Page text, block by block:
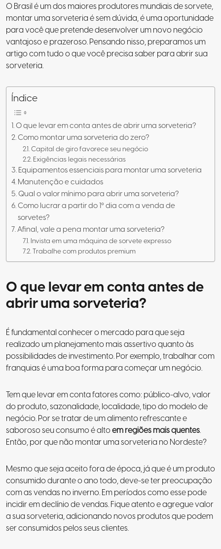
O Brasil é um dos maiores produtores mundiais de sorvete,
montar uma sorveteriaésem dúvida, é uma oportunidade
para você que pretende desenvolver um novo negócio
vantajoso e prazeroso. Pensando nisso, preparamos um
artigo com tudo o que você precisa saber para abrir sua
sorveteria.
Índice
O que levar em conta antes de abrir uma sorveteria?
Como montar uma sorveteria do zero?
Capital de giro favorece seu negócio
Exigências legais necessárias
Equipamentos essenciais para montar uma sorveteria
Manutenção e cuidados
Qual o valor mínimo para abrir uma sorveteria?
Como lucrar a partir do 1º dia com a venda de
sorvetes?
Afinal, vale a pena montar uma sorveteria?
Invista em uma máquina de sorvete expresso
Trabalhe com produtos premium
O que levar em conta antes de
abrir uma sorveteria?
É fundamental conhecer o mercado para que seja
realizado um planejamento mais assertivo quanto às
possibilidades de investimento. Por exemplo, trabalhar com
franquias é uma boa forma para começar um negócio.
Tem que levar em conta fatores como: público-alvo, valor
do produto, sazonalidade, localidade, tipo do modelo de
negócio. Por se tratar de um alimento refrescante e
saboroso seu consumo é altoem regiões mais quentes.
Então,por que não montar uma sorveteria no Nordeste?
Mesmo que seja aceito fora de época, já que é um produto
consumido durante o ano todo, deve-se ter preocupação
com as vendas no inverno. Em períodos como esse pode
incidir em declínio de vendas. Fique atento e agregue valor
a sua sorveteria, adicionando novos produtos que podem
ser consumidos pelos seus clientes.